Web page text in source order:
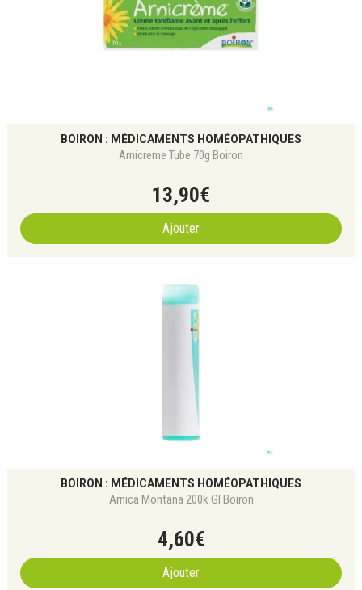
BOIRON : MÉDICAMENTS HOMÉOPATHIQUES
Arnicreme Tube 70g Boiron
13,90€
Ajouter
BOIRON : MÉDICAMENTS HOMÉOPATHIQUES
Arnica Montana 200k Gl Boiron
4,60€
Ajouter